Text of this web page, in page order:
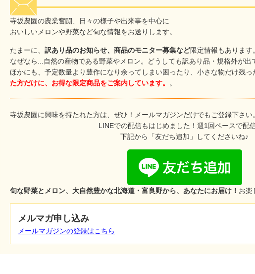
寺坂農園の農業奮闘、日々の様子や出来事を中心に
おいしいメロンや野菜など旬な情報をお送りします。
たまーに、 訳あり品のお知らせ、商品のモニター募集など限定情報もあります。
なぜなら...自然の産物である野菜やメロン。どうしても訳あり品・規格外が出
ほかにも、予定数量より豊作になり余ってしまい困ったり、小さな物だけ残っ
た方だけに、お得な限定商品をご案内しています。
。
寺坂農園に興味を持たれた方は、ぜひ！メールマガジンだけでもご登録下さい。
LINEでの配信もはじめました！週1回ペースで配信
下記から「友だち追加」してくださいね♪
旬な野菜とメロン、大自然豊かな北海道・富良野から、あなたにお届け！ お楽
メルマガ申し込み
メールマガジンの登録はこちら